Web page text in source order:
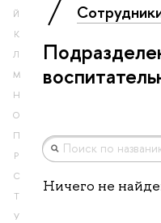
Й
К
Л
М
Н
О
П
Р
С
Т
У
Ничего не